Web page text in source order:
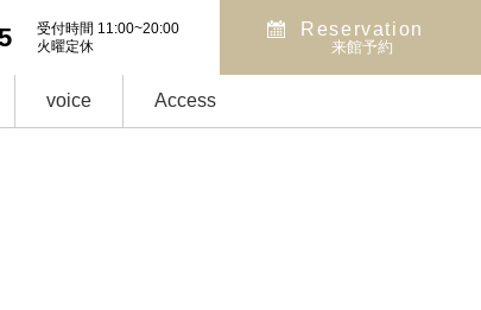
受付時間 11:00~20:00
火曜定休
Reservation
来館予約
voice Access